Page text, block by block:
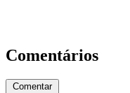
Comentários
Comentar